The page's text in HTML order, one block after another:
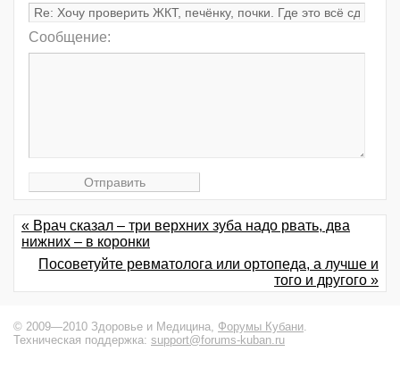
Сообщение:
« Врач сказал – три верхних зуба надо рвать, два
нижних – в коронки
Посоветуйте ревматолога или ортопеда, а лучше и
того и другого »
© 2009—2010 Здоровье и Медицина, Форумы Кубани.
Техническая поддержка: support@forums-kuban.ru